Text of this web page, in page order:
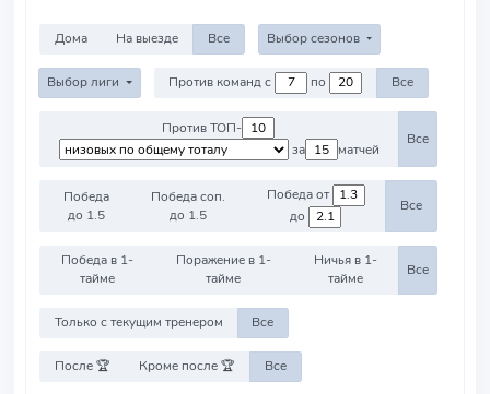
Дома На выезде Все Выбор сезонов
Выбор лиги Против команд с по Все
Против ТОП-
за
матчей
Все
Победа
до 1.5
Победа соп.
до 1.5
Победа от
до
Все
Победа в 1-
тайме
Поражение в 1-
тайме
Ничья в 1-
тайме
Все
Только с текущим тренером Все
После 🏆 Кроме после 🏆 Все